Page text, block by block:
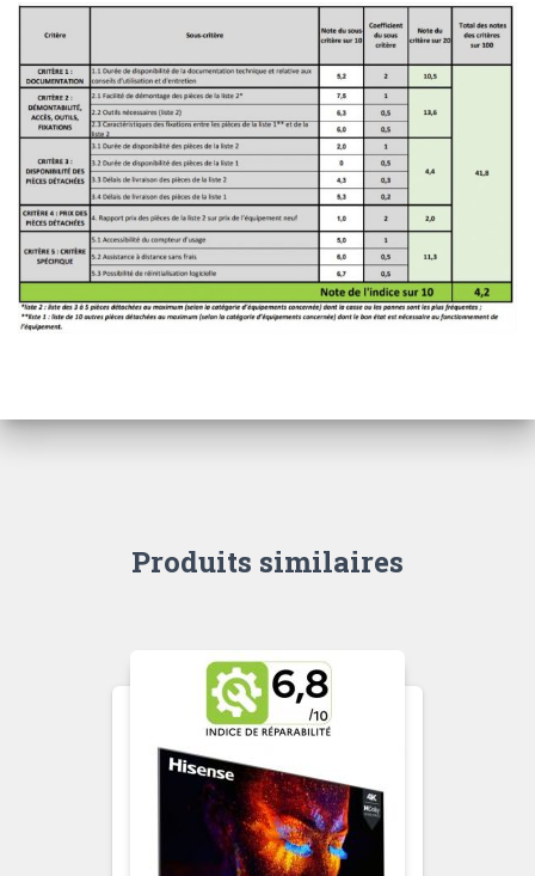
Produits similaires